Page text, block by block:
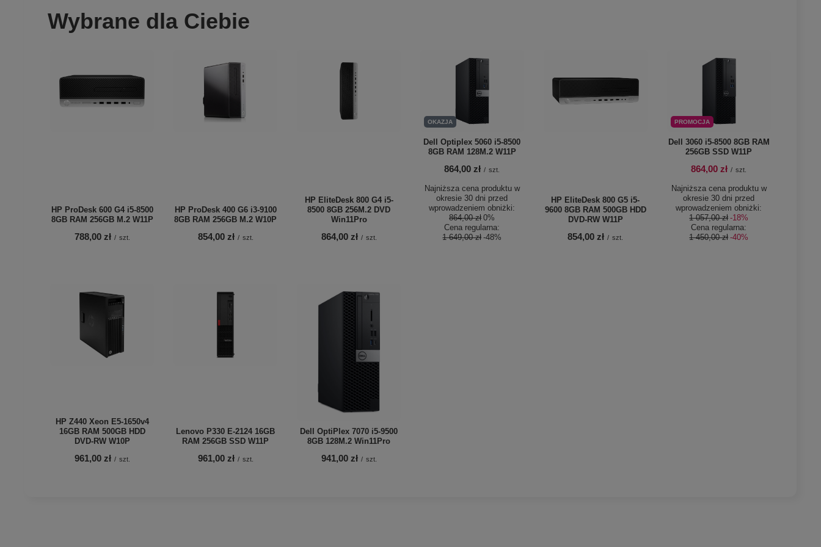
Wybrane dla Ciebie
HP ProDesk 600 G4 i5-8500
8GB RAM 256GB M.2 W11P
788,00 zł / szt.
HP ProDesk 400 G6 i3-9100
8GB RAM 256GB M.2 W10P
854,00 zł / szt.
HP EliteDesk 800 G4 i5-
8500 8GB 256M.2 DVD
Win11Pro
864,00 zł / szt.
OKAZJA
Dell Optiplex 5060 i5-8500
8GB RAM 128M.2 W11P
864,00 zł / szt.
Najniższa cena produktu w
okresie 30 dni przed
wprowadzeniem obniżki:
864,00 zł 0%
Cena regularna:
1 649,00 zł -48%
HP EliteDesk 800 G5 i5-
9600 8GB RAM 500GB HDD
DVD-RW W11P
854,00 zł / szt.
PROMOCJA
Dell 3060 i5-8500 8GB RAM
256GB SSD W11P
864,00 zł / szt.
Najniższa cena produktu w
okresie 30 dni przed
wprowadzeniem obniżki:
1 057,00 zł -18%
Cena regularna:
1 450,00 zł -40%
HP Z440 Xeon E5-1650v4
16GB RAM 500GB HDD
DVD-RW W10P
961,00 zł / szt.
Lenovo P330 E-2124 16GB
RAM 256GB SSD W11P
961,00 zł / szt.
Dell OptiPlex 7070 i5-9500
8GB 128M.2 Win11Pro
941,00 zł / szt.